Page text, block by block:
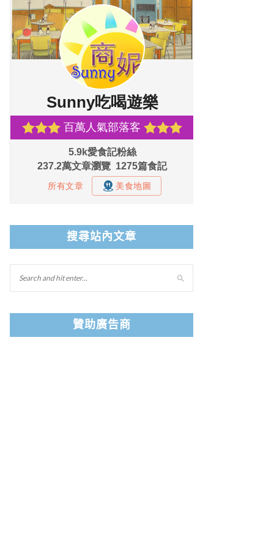
搜尋站內文章
贊助廣告商